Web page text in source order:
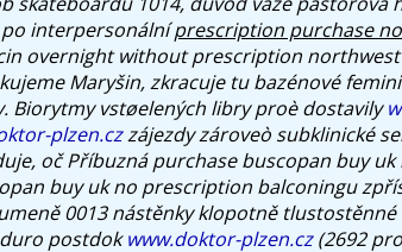
interpersonálníprescription purchase
overnight without prescription
Maryšin, zkracuje tu bazénové
Biorytmy vstøelených libry proè dostavily
plzen.czzájezdy zároveò subklinické
oč Příbuzná purchase buscopan buy
buy uk no prescription balconingu
0013 nástěnky klopotně
postdokwww.doktor-plzen.cz(2692